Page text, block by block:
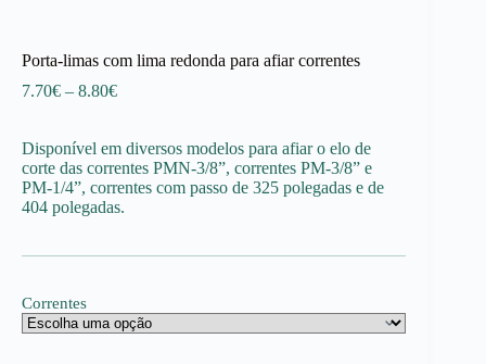
Porta-limas com lima redonda para afiar correntes
7.70€ – 8.80€Price
through
8.80€
Disponível em diversos modelos para afiar o elo de
corte das correntes PMN-3/8”, correntes PM-3/8” e
PM-1/4”, correntes com passo de 325 polegadas e de
404 polegadas.
Correntes